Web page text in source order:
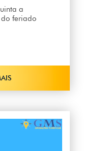
a
feriado